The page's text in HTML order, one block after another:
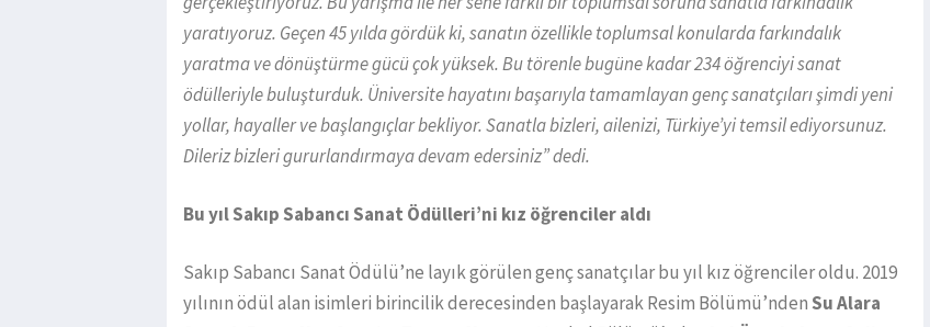
yaratıyoruz. Geçen 45 yılda gördük ki, sanatın özellikle toplumsal konularda farkındalık
yaratma ve dönüştürme gücü çok yüksek. Bu törenle bugüne kadar 234 öğrenciyi sanat
ödülleriyle buluşturduk. Üniversite hayatını başarıyla tamamlayan genç sanatçıları şimdi yeni
yollar, hayaller ve başlangıçlar bekliyor. Sanatla bizleri, ailenizi, Türkiye’yi temsil ediyorsunuz.
Dileriz bizleri gururlandırmaya devam edersiniz” dedi.
Bu yıl Sakıp Sabancı Sanat Ödülleri’ni kız öğrenciler aldı
Sakıp Sabancı Sanat Ödülü’ne layık görülen genç sanatçılar bu yıl kız öğrenciler oldu. 2019
yılının ödül alan isimleri birincilik derecesinden başlayarak Resim Bölümü’ndenSu Alara